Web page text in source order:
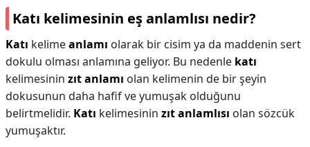
Katı kelimesinin eş anlamlısı nedir?
Katı kelimeanlamı olarak bir cisim ya da maddenin sert
dokulu olması anlamına geliyor. Bu nedenle katı
kelimesinin zıt anlamı olan kelimenin de bir şeyin
dokusunun daha hafif ve yumuşak olduğunu
belirtmelidir. Katı kelimesinin zıt anlamlısı olan sözcük
yumuşaktır.